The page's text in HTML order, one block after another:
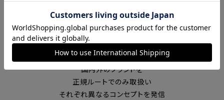
富山の中心エリアで現在7店舗の
セレクトショップを展開
国内外のブランドを
正規ルートでのみ取扱い
それぞれ異なるコンセプトを発信